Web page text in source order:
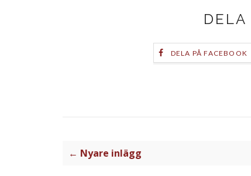
DELA
DELA PÅ FACEBOOK
← Nyare inlägg